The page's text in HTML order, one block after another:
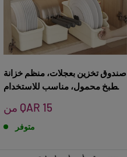
صندوق تخزين بعجلات، منظم خزانة
مطبخ محمول، مناسب للاستخدام
سعر
البيع
من QAR 15
متوفر